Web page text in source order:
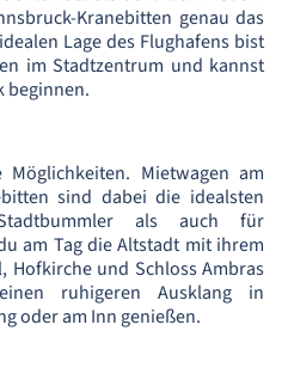
Kranebitten genau das
Lage des Flughafens bist
im Stadtzentrum und kannst
beginnen.
Mietwagen am
sind dabei die idealsten
als auch für
am Tag die Altstadt mit ihrem
Hofkirche und Schloss Ambras
ruhigeren Ausklang in
oder am Inn genießen.